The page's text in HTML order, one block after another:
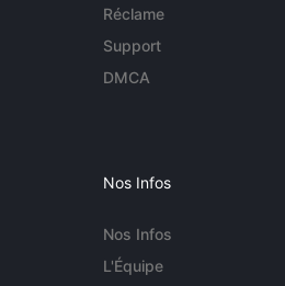
Réclame
Support
DMCA
Nos Infos
Nos Infos
L'Équipe